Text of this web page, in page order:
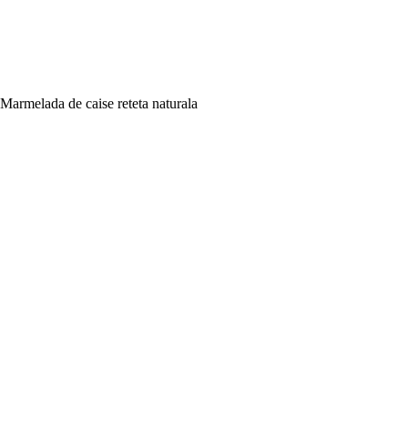
Marmelada de caise reteta naturala